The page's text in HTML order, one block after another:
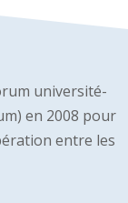
université-
en 2008 pour
entre les